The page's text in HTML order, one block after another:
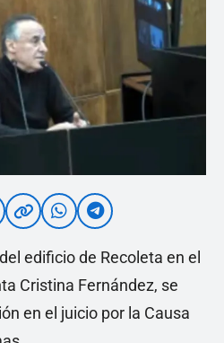
edificio de Recoleta en el
Cristina Fernández, se
en el juicio por la Causa